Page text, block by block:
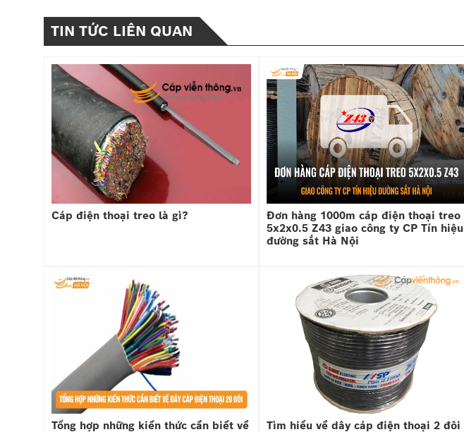
TIN TỨC LIÊN QUAN
Cáp điện thoại treo là gì?
Đơn hàng 1000m cáp điện thoại treo
5x2x0.5 Z43 giao công ty CP Tín hiệu
đường sắt Hà Nội
Tổng hợp những kiến thức cần biết về
Tìm hiểu về dây cáp điện thoại 2 đôi